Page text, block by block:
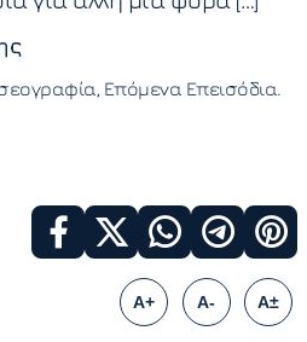
Επόμενα Επεισόδια
A+ A- A±